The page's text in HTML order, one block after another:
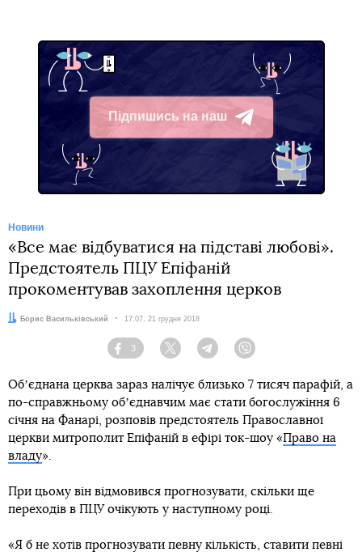
Підпишись на наш
Telegram
Новини
«Все має відбуватися на підставі любові».
Предстоятель ПЦУ Епіфаній
прокоментував захоплення церков
Автор:Борис Васильківський Дата:
17:07, 21 грудня 2018
Facebook
3
Twitter TelegramViber
Обʼєднана церква зараз налічує близько 7 тисяч парафій, а
по-справжньому обʼєднавчим має стати богослужіння 6
січня на Фанарі, розповів предстоятель Православної
церкви митрополит Епіфаній в ефірі ток-шоу «Право на
владу».
При цьому він відмовився прогнозувати, скільки ще
переходів в ПЦУ очікують у наступному році.
«Я б не хотів прогнозувати певну кількість, ставити певні